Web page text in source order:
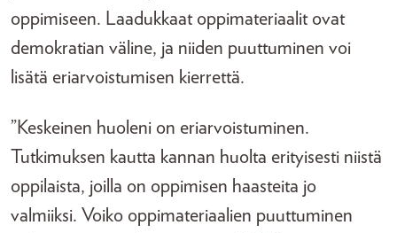
oppimiseen. Laadukkaat oppimateriaalit ovat
demokratian väline, ja niiden puuttuminen voi
lisätä eriarvoistumisen kierrettä.
”Keskeinen huoleni on eriarvoistuminen.
Tutkimuksen kautta kannan huolta erityisesti niistä
oppilaista, joilla on oppimisen haasteita jo
valmiiksi. Voiko oppimateriaalien puuttuminen